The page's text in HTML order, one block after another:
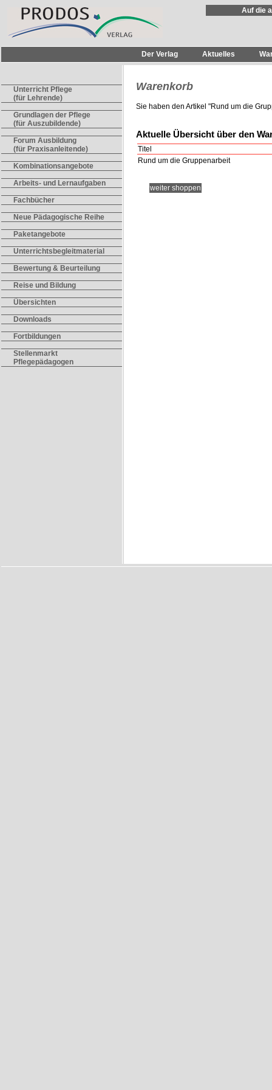
Auf die
Der Verlag Aktuelles
Unterricht Pflege
(für Lehrende)
Grundlagen der Pflege
(für Auszubildende)
Forum Ausbildung
(für Praxisanleitende)
Kombinationsangebote
Arbeits- und Lernaufgaben
Fachbücher
Neue Pädagogische Reihe
Paketangebote
Unterrichtsbegleitmaterial
Bewertung & Beurteilung
Reise und Bildung
Übersichten
Downloads
Fortbildungen
Stellenmarkt
Pflegepädagogen
Warenkorb
Sie haben den Artikel "Rund um die
Aktuelle Übersicht über den
Titel
Rund um die Gruppenarbeit
weiter shoppen